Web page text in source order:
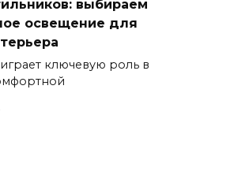
выбираем
освещение для
ключевую роль в